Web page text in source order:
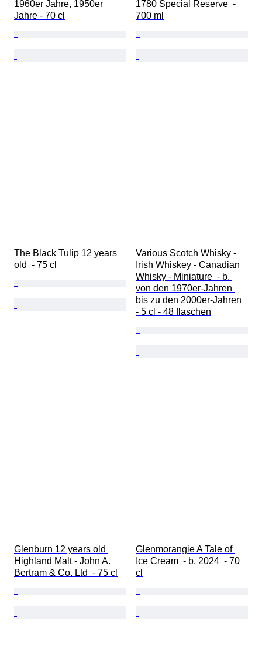
1960er Jahre, 1950er
Jahre - 70 cl
1780 Special Reserve  -
700 ml
The Black Tulip 12 years
old  - 75 cl
Various Scotch Whisky -
Irish Whiskey - Canadian
Whisky - Miniature  - b.
von den 1970er-Jahren
bis zu den 2000er-Jahren
- 5 cl - 48 flaschen
Glenburn 12 years old
Highland Malt - John A.
Bertram & Co. Ltd  - 75 cl
Glenmorangie A Tale of
Ice Cream  - b. 2024  - 70
cl